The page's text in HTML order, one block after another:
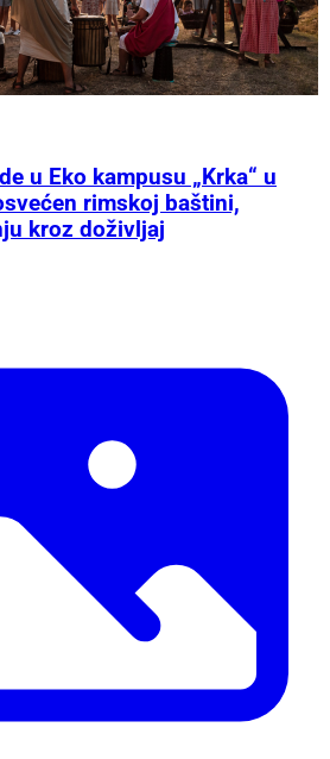
u Eko kampusu „Krka“ u
rimskoj baštini,
kroz doživljaj